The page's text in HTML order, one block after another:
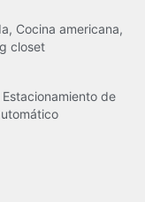
Cocina americana,
closet
de